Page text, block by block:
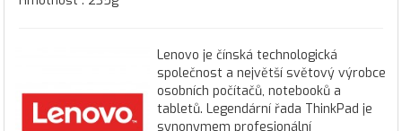
Lenovo je čínská technologická
společnost a největší světový výrobce
osobních počítačů, notebooků a
tabletů. Legendární řada ThinkPad je
synonymem profesionální